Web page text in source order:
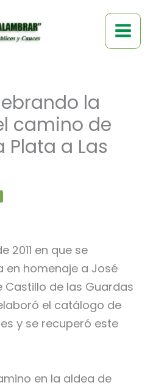
la
camino de
Plata a Las
2011 en que se
en homenaje a José
Castillo de las Guardas
el catálogo de
y se recuperó este
en la aldea de